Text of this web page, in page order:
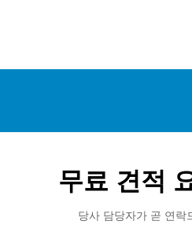
무료 견적
당사 담당자가 곧 연락